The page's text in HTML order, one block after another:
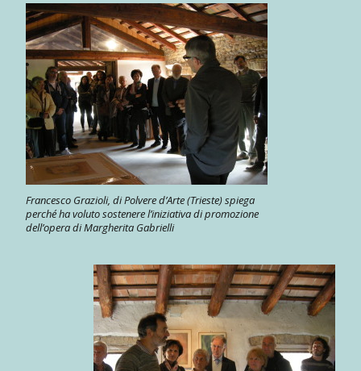
Francesco Grazioli, di Polvere d’Arte (Trieste) spiega
perché ha voluto sostenere l’iniziativa di promozione
dell’opera di Margherita Gabrielli